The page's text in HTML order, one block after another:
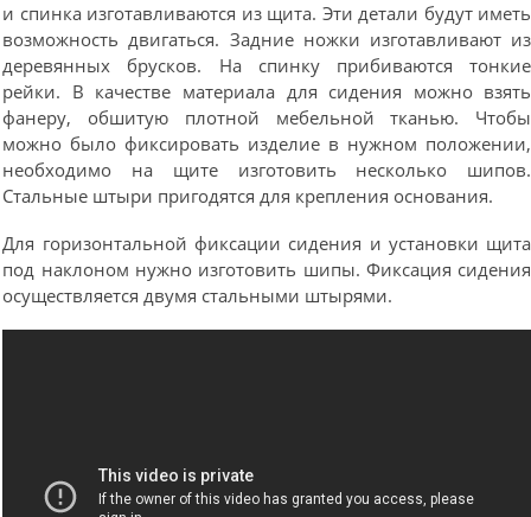
и спинка изготавливаются из щита. Эти детали будут иметь
возможность двигаться. Задние ножки изготавливают из
деревянных брусков. На спинку прибиваются тонкие
рейки. В качестве материала для сидения можно взять
фанеру, обшитую плотной мебельной тканью. Чтобы
можно было фиксировать изделие в нужном положении,
необходимо на щите изготовить несколько шипов.
Стальные штыри пригодятся для крепления основания.
Для горизонтальной фиксации сидения и установки щита
под наклоном нужно изготовить шипы. Фиксация сидения
осуществляется двумя стальными штырями.